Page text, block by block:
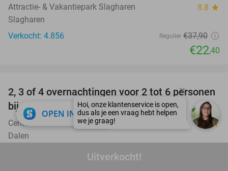
Uitverkocht!
Attractie- & Vakantiepark Slagharen 8.8 star
Slagharen
Verkocht: 4.856
Regulier €37,90
€22,40
15%
2, 3 of 4 overnachtingen voor 2 tot 6 personen
bij Center Parcs De Huttenheugte
Center Parcs De Huttenheugte 9.5star
Dalen
OPEN IN APP close